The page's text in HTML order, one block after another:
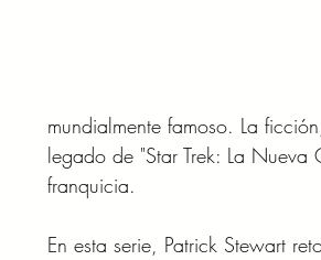
mundialmente famoso. La
legado de "Star Trek: La
franquicia.
En esta serie, Patrick Stewart